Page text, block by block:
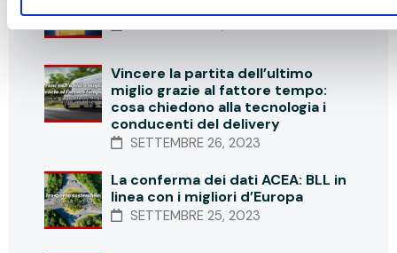
Vincere la partita dell’ultimo
miglio grazie al fattore tempo:
cosa chiedono alla tecnologia i
conducenti del delivery
SETTEMBRE 26, 2023
La conferma dei dati ACEA: BLL in
linea con i migliori d’Europa
SETTEMBRE 25, 2023